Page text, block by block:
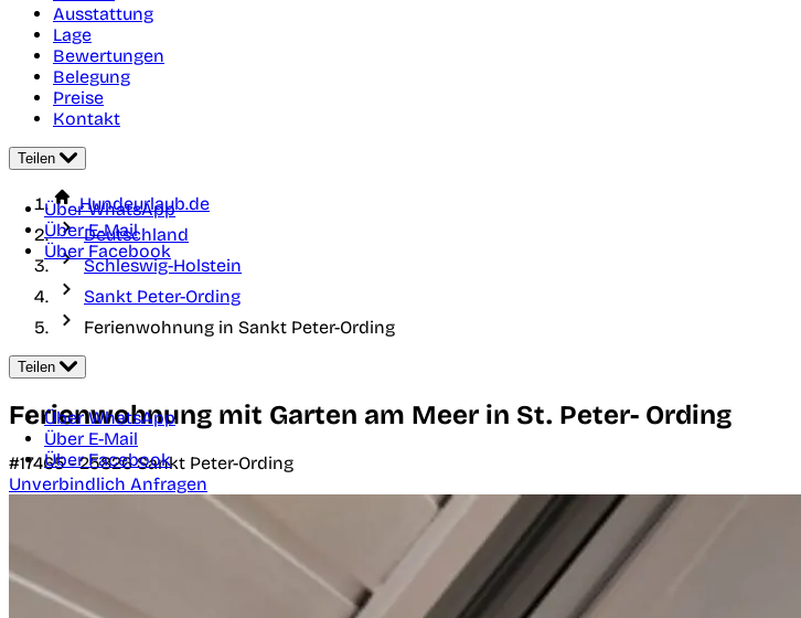
Ausstattung
Lage
Bewertungen
Belegung
Preise
Kontakt
Teilen
Über WhatsApp
Über E-Mail
Über Facebook
Hundeurlaub.de
Deutschland
Schleswig-Holstein
Sankt Peter-Ording
Ferienwohnung in Sankt Peter-Ording
Teilen
Über WhatsApp
Über E-Mail
Über Facebook
Ferienwohnung mit Garten am Meer in St. Peter- Ording
#17465 -25826Sankt Peter-Ording
Unverbindlich Anfragen